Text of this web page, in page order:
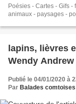
Poésies - Cartes - Gifs
animaux - paysages -
lapins, lièvres
Wendy Andrew
Publié le 04/01/2020 à
Par Balades comtoises